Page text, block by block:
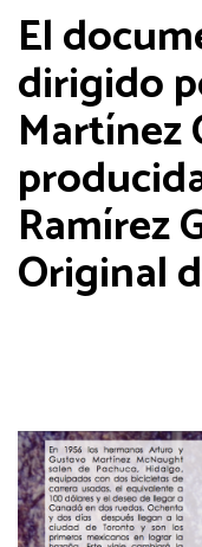
El
dirigido
Martínez
Ramírez
Original